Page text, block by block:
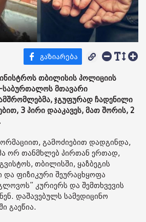
თბილისის პოლიციის
საბურთალოს მთავარი
ჯგუფურად ჩადენილი
3 პირი დააკავეს, მათ შორის, 2
გამოძიებით დადგინდა,
ორ თანმხლებ პირთან ერთად,
თბილისში, ყაზბეგის
და ფიზიკური შეურაცხყოფა
კურიერს და შემთხვევის
დაშავებულს სამედიცინო
გაეწია.